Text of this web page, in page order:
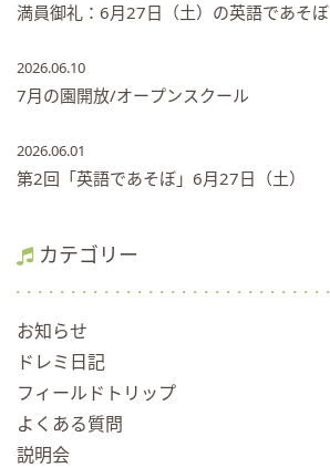
満員御礼：6月27日（土）の英語であそぼ
2026.06.10
7月の園開放/オープンスクール
2026.06.01
第2回「英語であそぼ」6月27日（土）
カテゴリー
お知らせ
ドレミ日記
フィールドトリップ
よくある質問
説明会